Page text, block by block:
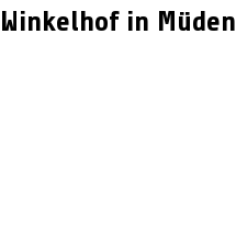
Winkelhof in Müden